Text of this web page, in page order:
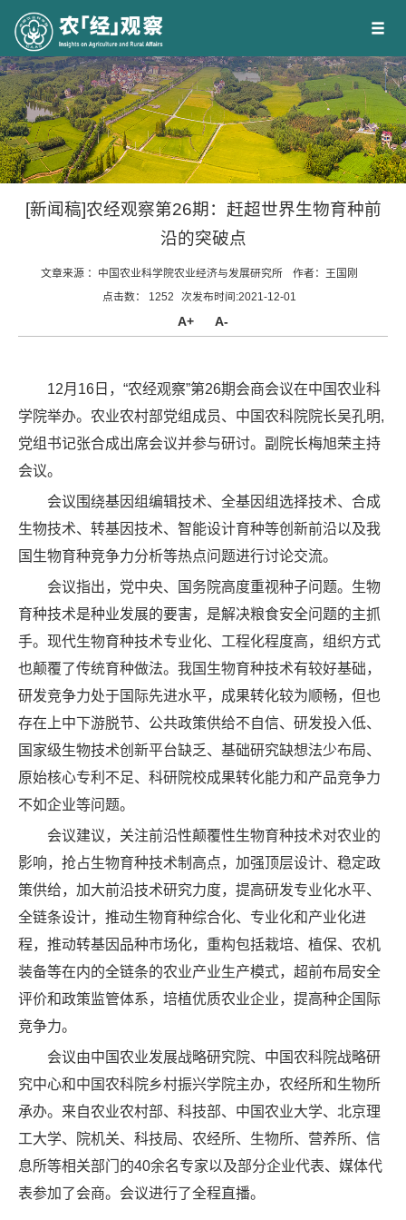
[新闻稿]农经观察第26期：赶超世界生物育种前
沿的突破点
文章来源 ： 中国农业科学院农业经济与发展研究所 作者： 王国刚
点击数： 1252 次发布时间:2021-12-01
A+ A-
12月16日，“农经观察”第26期会商会议在中国农业科
学院举办。农业农村部党组成员、中国农科院院长吴孔明,
党组书记张合成出席会议并参与研讨。副院长梅旭荣主持
会议。
会议围绕基因组编辑技术、全基因组选择技术、合成
生物技术、转基因技术、智能设计育种等创新前沿以及我
国生物育种竞争力分析等热点问题进行讨论交流。
会议指出，党中央、国务院高度重视种子问题。生物
育种技术是种业发展的要害，是解决粮食安全问题的主抓
手。现代生物育种技术专业化、工程化程度高，组织方式
也颠覆了传统育种做法。我国生物育种技术有较好基础，
研发竞争力处于国际先进水平，成果转化较为顺畅，但也
存在上中下游脱节、公共政策供给不自信、研发投入低、
国家级生物技术创新平台缺乏、基础研究缺想法少布局、
原始核心专利不足、科研院校成果转化能力和产品竞争力
不如企业等问题。
会议建议，关注前沿性颠覆性生物育种技术对农业的
影响，抢占生物育种技术制高点，加强顶层设计、稳定政
策供给，加大前沿技术研究力度，提高研发专业化水平、
全链条设计，推动生物育种综合化、专业化和产业化进
程，推动转基因品种市场化，重构包括栽培、植保、农机
装备等在内的全链条的农业产业生产模式，超前布局安全
评价和政策监管体系，培植优质农业企业，提高种企国际
竞争力。
会议由中国农业发展战略研究院、中国农科院战略研
究中心和中国农科院乡村振兴学院主办，农经所和生物所
承办。来自农业农村部、科技部、中国农业大学、北京理
工大学、院机关、科技局、农经所、生物所、营养所、信
息所等相关部门的40余名专家以及部分企业代表、媒体代
表参加了会商。会议进行了全程直播。